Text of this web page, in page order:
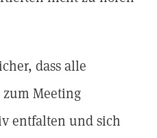
dass alle
Meeting
entfalten und sich